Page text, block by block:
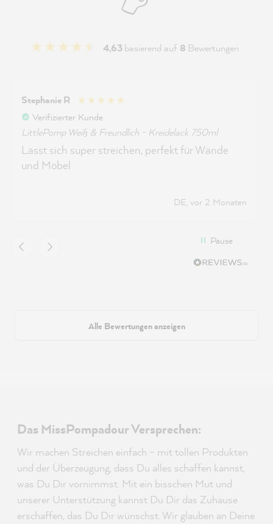
4,63basierend auf 8 Bewertungen
Stephanie R
Verifizierter Kunde
LittlePomp Weiß & Freundlich - Kreidelack 750ml
Lässt sich super streichen, perfekt für Wände
und Möbel
DE, vor 2 Monaten
Pause
Alle Bewertungen anzeigen
Das MissPompadour Versprechen:
Wir machen Streichen einfach – mit tollen Produkten
und der Überzeugung, dass Du alles schaffen kannst,
was Du Dir vornimmst. Mit ein bisschen Mut und
unserer Unterstützung kannst Du Dir das Zuhause
erschaffen, das Du Dir wünschst. Wir glauben an Deine